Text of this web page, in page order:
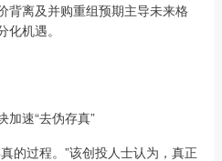
背离及并购重组预期主导未来格
机遇。
加速“去伪存真”
的过程。”该创投人士认为，真正